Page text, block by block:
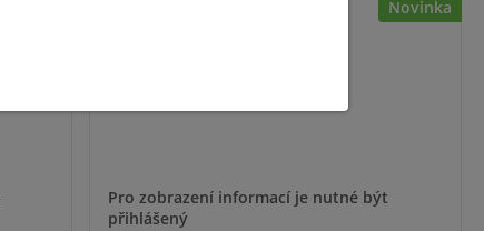
Novinka
Pro zobrazení informací je nutné být
přihlášený